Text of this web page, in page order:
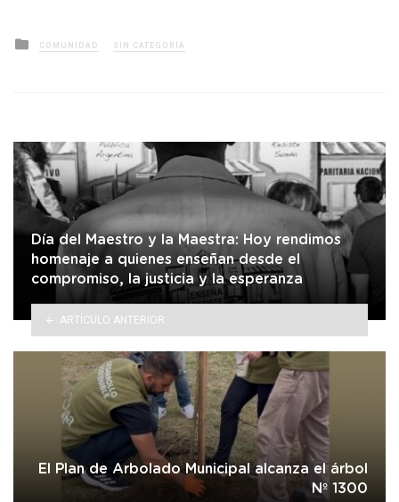
Posted
in
COMUNIDAD SIN CATEGORÍA
Día del Maestro y la Maestra: Hoy rendimos
homenaje a quienes enseñan desde el
compromiso, la justicia y la esperanza
ARTÍCULO ANTERIOR
El Plan de Arbolado Municipal alcanza el árbol
Nº 1300